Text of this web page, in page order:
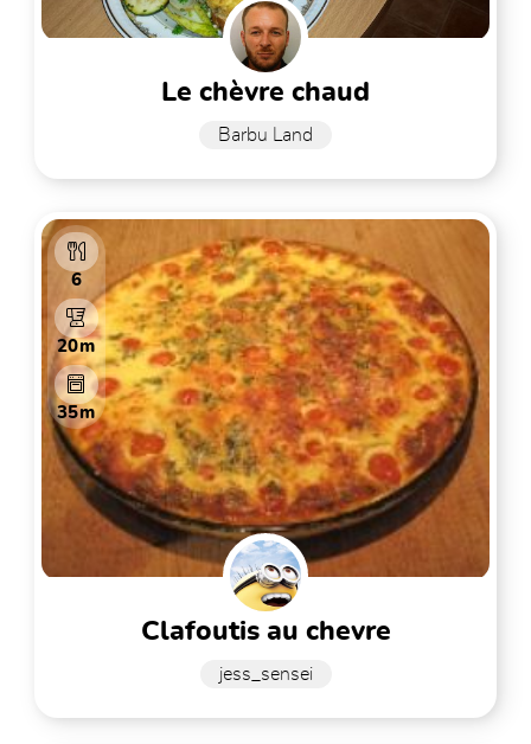
le chèvre chaud
Barbu Land
6
20m
35m
clafoutis au chevre
jess_sensei